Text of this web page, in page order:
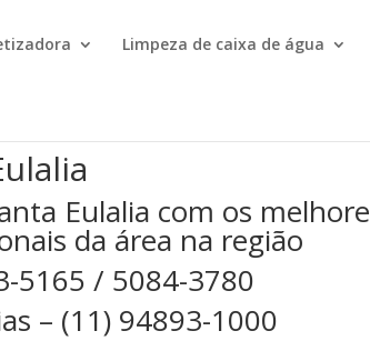
Limpeza de caixa de água
Eulalia com os
da área na região
5165 / 5084-3780
– (11) 94893-1000